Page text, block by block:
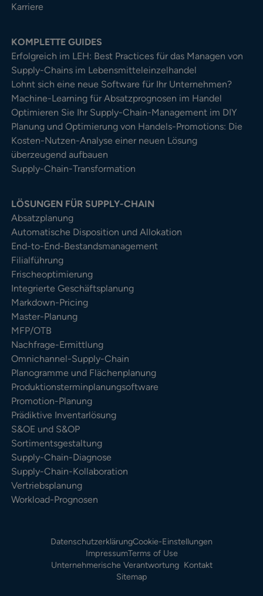
Karriere
KOMPLETTE GUIDES
Erfolgreich im LEH: Best Practices für das Managen von
Supply-Chains im Lebensmitteleinzelhandel
Lohnt sich eine neue Software für Ihr Unternehmen?
Machine-Learning für Absatzprognosen im Handel
Optimieren Sie Ihr Supply-Chain-Management im DIY
Planung und Optimierung von Handels-Promotions: Die
Kosten-Nutzen-Analyse einer neuen Lösung
überzeugend aufbauen
Supply-Chain-Transformation
LÖSUNGEN FÜR SUPPLY-CHAIN
Absatzplanung
Automatische Disposition und Allokation
End-to-End-Bestandsmanagement
Filialführung
Frischeoptimierung
Integrierte Geschäftsplanung
Markdown-Pricing
Master-Planung
MFP/OTB
Nachfrage-Ermittlung
Omnichannel-Supply-Chain
Planogramme und Flächenplanung
Produktionsterminplanungsoftware
Promotion-Planung
Prädiktive Inventarlösung
S&OE und S&OP
Sortimentsgestaltung
Supply-Chain-Diagnose
Supply-Chain-Kollaboration
Vertriebsplanung
Workload-Prognosen
DatenschutzerklärungCookie-Einstellungen
ImpressumTerms of Use
Unternehmerische Verantwortung Kontakt
Sitemap